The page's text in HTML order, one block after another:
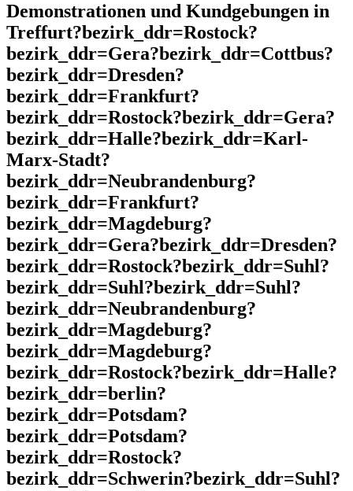
Demonstrationen und Kundgebungen in
Treffurt?bezirk_ddr=Rostock?
bezirk_ddr=Gera?bezirk_ddr=Cottbus?
bezirk_ddr=Dresden?
bezirk_ddr=Frankfurt?
bezirk_ddr=Rostock?bezirk_ddr=Gera?
bezirk_ddr=Halle?bezirk_ddr=Karl-
Marx-Stadt?
bezirk_ddr=Neubrandenburg?
bezirk_ddr=Frankfurt?
bezirk_ddr=Magdeburg?
bezirk_ddr=Gera?bezirk_ddr=Dresden?
bezirk_ddr=Rostock?bezirk_ddr=Suhl?
bezirk_ddr=Suhl?bezirk_ddr=Suhl?
bezirk_ddr=Neubrandenburg?
bezirk_ddr=Magdeburg?
bezirk_ddr=Magdeburg?
bezirk_ddr=Rostock?bezirk_ddr=Halle?
bezirk_ddr=berlin?
bezirk_ddr=Potsdam?
bezirk_ddr=Potsdam?
bezirk_ddr=Rostock?
bezirk_ddr=Schwerin?bezirk_ddr=Suhl?